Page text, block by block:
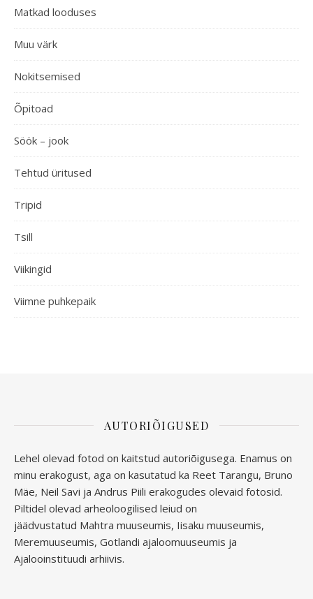
Matkad looduses
Muu värk
Nokitsemised
Õpitoad
Söök – jook
Tehtud üritused
Tripid
Tsill
Viikingid
Viimne puhkepaik
AUTORIÕIGUSED
Lehel olevad fotod on kaitstud autoriõigusega. Enamus on
minu erakogust, aga on kasutatud ka Reet Tarangu, Bruno
Mäe, Neil Savi ja Andrus Piili erakogudes olevaid fotosid.
Piltidel olevad arheoloogilised leiud on
jäädvustatud Mahtra muuseumis, Iisaku muuseumis,
Meremuuseumis, Gotlandi ajaloomuuseumis ja
Ajalooinstituudi arhiivis.